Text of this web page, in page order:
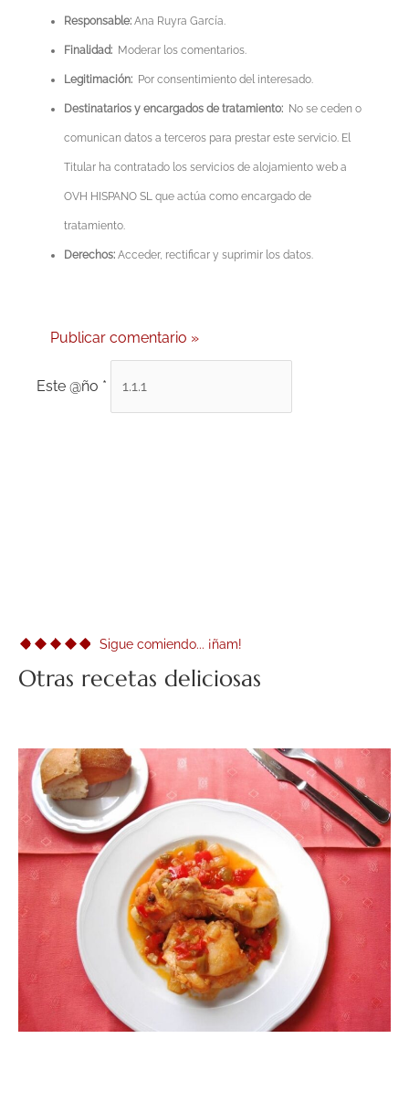
Responsable: Ana Ruyra García.
Finalidad: Moderar los comentarios.
Legitimación: Por consentimiento del interesado.
Destinatarios y encargados de tratamiento: No se ceden o
comunican datos a terceros para prestar este servicio. El
Titular ha contratado los servicios de alojamiento web a
OVH HISPANO SL que actúa como encargado de
tratamiento.
Derechos: Acceder, rectificar y suprimir los datos.
Este @ño *
Sigue comiendo... ¡ñam!
Otras recetas deliciosas